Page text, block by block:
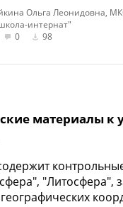
Ольга Леонидовна,
интернат"
0 98
материалы к
"Литосфера",